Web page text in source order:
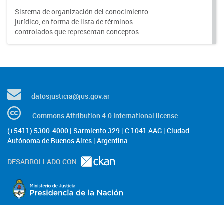
Sistema de organización del conocimiento
jurídico, en forma de lista de términos
controlados que representan conceptos.
datosjusticia@jus.gov.ar
Commons Attribution 4.0 International license
(+5411) 5300-4000 | Sarmiento 329 | C 1041 AAG | Ciudad
Autónoma de Buenos Aires | Argentina
DESARROLLADO CON